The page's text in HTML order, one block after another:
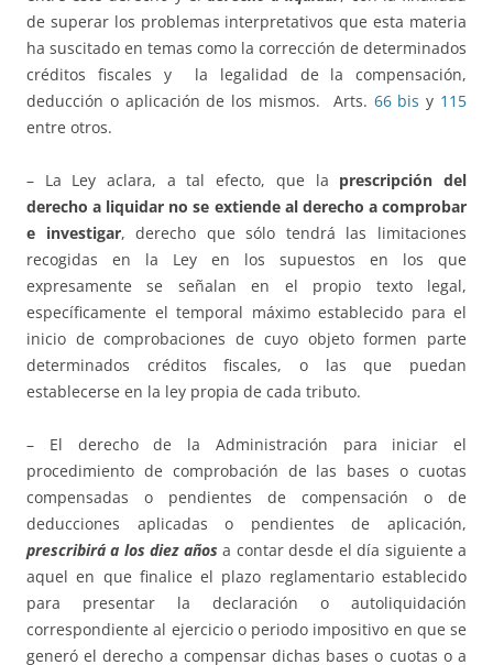
de superar los problemas interpretativos que esta materia
ha suscitado en temas como la corrección de determinados
créditos fiscales y la legalidad de la compensación,
deducción o aplicación de los mismos. Arts. 66 bis y 115
entre otros.
– La Ley aclara, a tal efecto, que la prescripción del
derecho a liquidar no se extiende al derecho a comprobar
e investigar, derecho que sólo tendrá las limitaciones
recogidas en la Ley en los supuestos en los que
expresamente se señalan en el propio texto legal,
específicamente el temporal máximo establecido para el
inicio de comprobaciones de cuyo objeto formen parte
determinados créditos fiscales, o las que puedan
establecerse en la ley propia de cada tributo.
– El derecho de la Administración para iniciar el
procedimiento de comprobación de las bases o cuotas
compensadas o pendientes de compensación o de
deducciones aplicadas o pendientes de aplicación,
prescribirá a los diez años a contar desde el día siguiente a
aquel en que finalice el plazo reglamentario establecido
para presentar la declaración o autoliquidación
correspondiente al ejercicio o periodo impositivo en que se
generó el derecho a compensar dichas bases o cuotas o a